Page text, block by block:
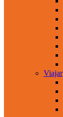
Viajar